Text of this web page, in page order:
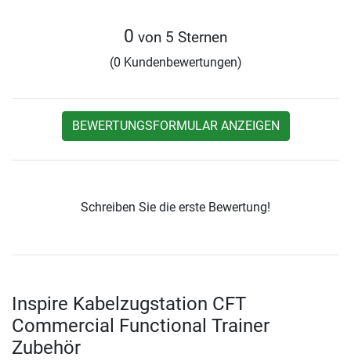
0 von 5 Sternen
(0 Kundenbewertungen)
BEWERTUNGSFORMULAR ANZEIGEN
Schreiben Sie die erste Bewertung!
Inspire Kabelzugstation CFT
Commercial Functional Trainer
Zubehör